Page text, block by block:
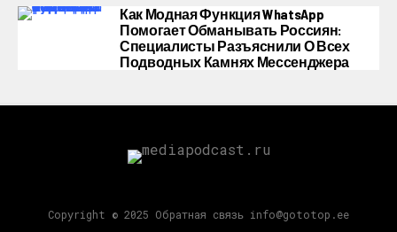
Как Модная Функция WhatsApp
Помогает Обманывать Россиян:
Специалисты Разъяснили О Всех
Подводных Камнях Мессенджера
Copyright © 2025 Обратная связь info@gototop.ee